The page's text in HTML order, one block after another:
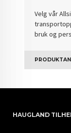
Velg vår
bruk og
HAUGLAND